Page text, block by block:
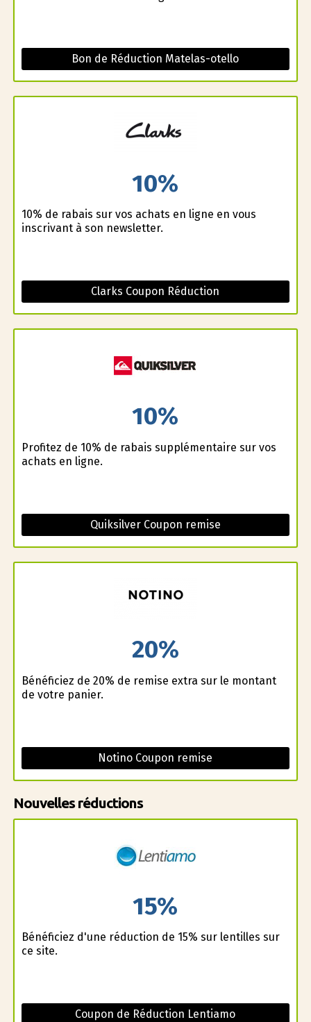
Bon de Réduction Matelas-otello
10%
10% de rabais sur vos achats en ligne en vous
inscrivant à son newsletter.
Clarks Coupon Réduction
10%
Profitez de 10% de rabais supplémentaire sur vos
achats en ligne.
Quiksilver Coupon remise
20%
Bénéficiez de 20% de remise extra sur le montant
de votre panier.
Notino Coupon remise
Nouvelles réductions
15%
Bénéficiez d'une réduction de 15% sur lentilles sur
ce site.
Coupon de Réduction Lentiamo